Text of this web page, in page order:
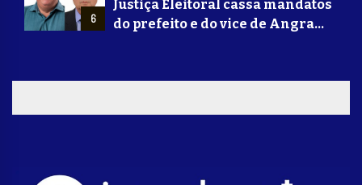
6
Justiça Eleitoral cassa mandatos
do prefeito e do vice de Angra